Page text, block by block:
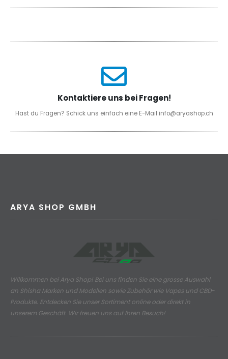
Kontaktiere uns bei Fragen!
Hast du Fragen? Schick uns einfach eine E-Mail info@aryashop.ch
ARYA SHOP GMBH
Willkommen bei Arya Shop! Bei uns finden Sie eine grosse Auswahl
an Shisha Marken und Modellen sowie Zubehör wie Vapes und CBD-
Produkte. Entdecken Sie unser Sortiment online oder direkt in
unserem Geschäft. Wir freuen uns auf Ihren Besuch!